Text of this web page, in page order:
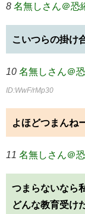
8 名無しさん＠恐
こいつらの掛け
10 名無しさん＠
ID:WwF/rMp30
よほどつまんね
11 名無しさん＠
つまらないなら
どんな教育受け